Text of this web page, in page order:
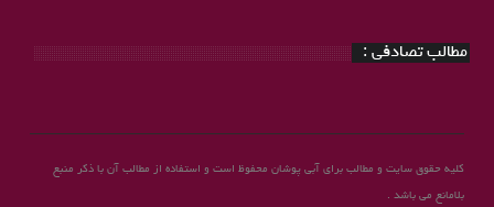
مطالب تصادفی :
کلیه حقوق سایت و مطالب برای آبی پوشان محفوظ است و استفاده از مطالب آن با ذکر منبع
بلامانع می باشد .